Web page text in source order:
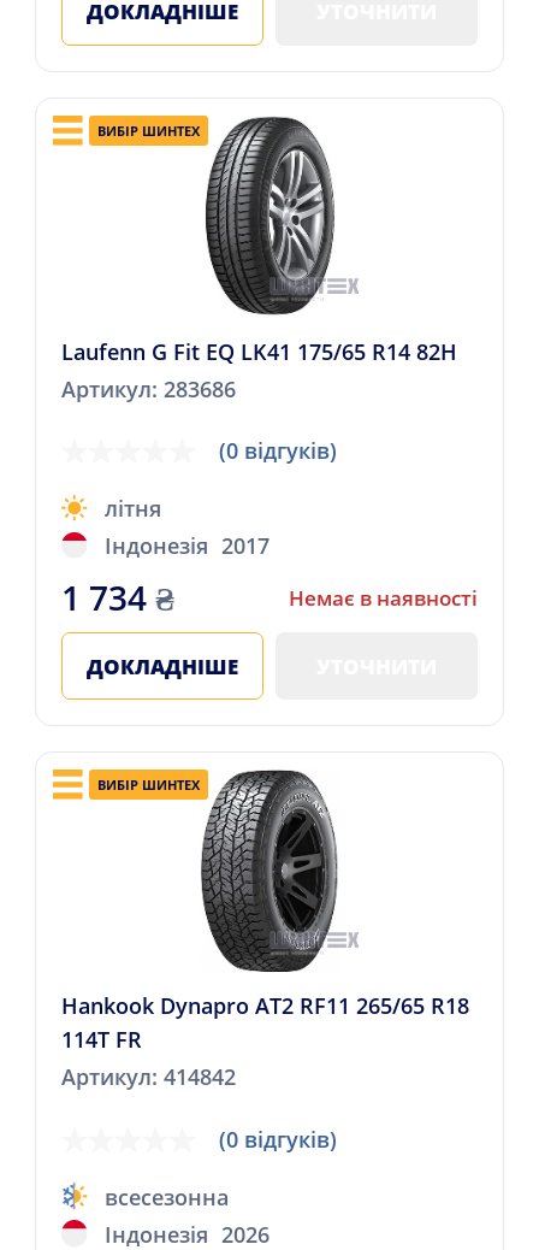
ДОКЛАДНІШЕ
ВИБІР ШИНТЕХ
Laufenn G Fit EQ LK41 175/65 R14 82H
Артикул: 283686
(0 відгуків)
літня
Індонезія 2017
1 734₴ Немає в наявності
ДОКЛАДНІШЕ
ВИБІР ШИНТЕХ
Hankook Dynapro AT2 RF11 265/65 R18
114T FR
Артикул: 414842
(0 відгуків)
всесезонна
Індонезія 2026